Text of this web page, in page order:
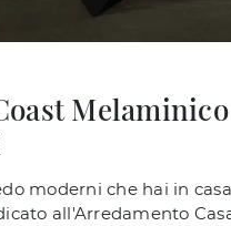
moderni che hai in
all'Arredamento